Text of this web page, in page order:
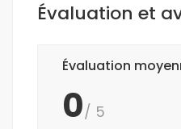
Évaluation et
Évaluation
0/ 5